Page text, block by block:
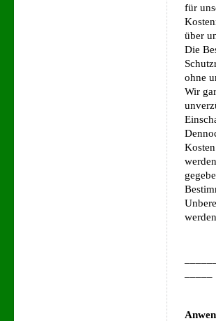
für
über
Die
ohne
Wir
Kosten